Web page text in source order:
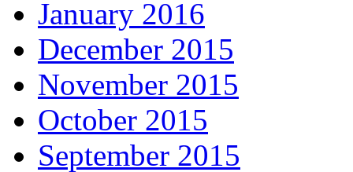
January 2016
December 2015
November 2015
October 2015
September 2015